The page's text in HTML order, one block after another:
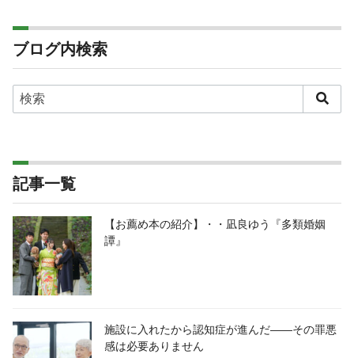
ブログ内検索
記事一覧
【お薦め本の紹介】・・凪良ゆう『多類婚姻
譚』
施設に入れたから認知症が進んだ――その罪悪
感は必要ありません